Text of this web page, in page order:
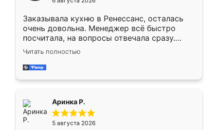
мебели буду заказывать только здесь.
Заказывала кухню в Ренессанс, осталась
очень довольна. Менеджер всё быстро
посчитала, на вопросы отвечала сразу.
Замерщик приехал в субботу, подошёл к
делу со всей ответственностью. Собрали
за день, ребята работали аккуратно, даже
Читать полностью
Аринка Р.
5 августа 2026